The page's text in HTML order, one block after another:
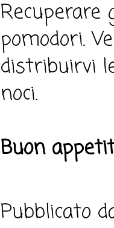
Recuperare
pomodori.
distribuirvi
noci.
Buon
Pubblicato